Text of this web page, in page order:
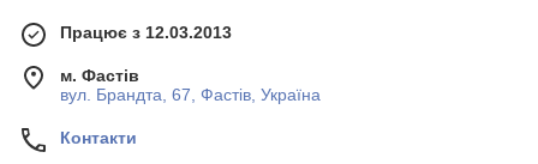
Працює з 12.03.2013
м. Фастів
вул. Брандта, 67, Фастів, Україна
Контакти